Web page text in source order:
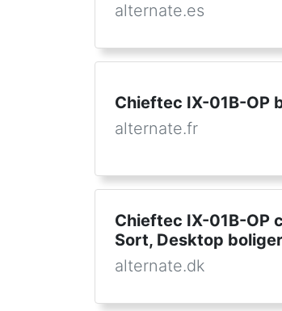
alternate.es
Chieftec IX-01B-OP
alternate.fr
Chieftec IX-01B-OP
Sort, Desktop boliger
alternate.dk